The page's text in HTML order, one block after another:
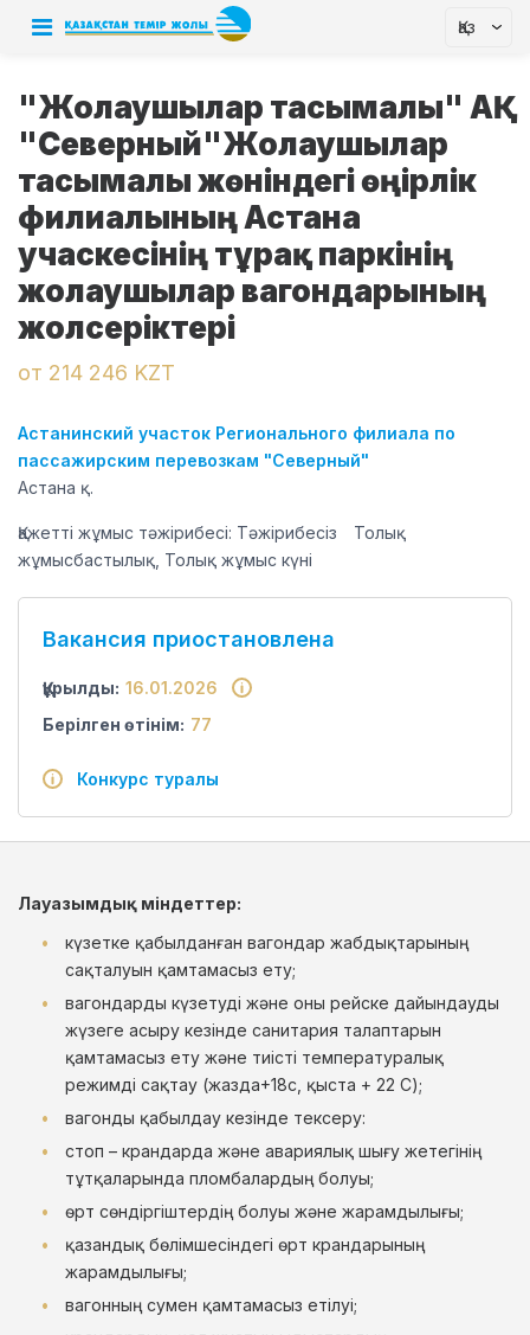
Қаз
"Жолаушылар тасымалы" АҚ
"Северный"Жолаушылар
тасымалы жөніндегі өңірлік
филиалының Астана
учаскесінің тұрақ паркінің
жолаушылар вагондарының
жолсеріктері
от 214 246 KZT
Астанинский участок Регионального филиала по
пассажирским перевозкам "Северный"
Астана қ.
Қажетті жұмыс тәжірибесі: Тәжірибесіз
Толық
жұмысбастылық, Толық жұмыс күні
Вакансия приостановлена
Құрылды: 16.01.2026
Берілген өтінім: 77
Конкурс туралы
Лауазымдық міндеттер:
күзетке қабылданған вагондар жабдықтарының
сақталуын қамтамасыз ету;
вагондарды күзетуді және оны рейске дайындауды
жүзеге асыру кезінде санитария талаптарын
қамтамасыз ету және тиісті температуралық
режимді сақтау (жазда+18c, қыста + 22 C);
вагонды қабылдау кезінде тексеру:
стоп – крандарда және авариялық шығу жетегінің
тұтқаларында пломбалардың болуы;
өрт сөндіргіштердің болуы және жарамдылығы;
қазандық бөлімшесіндегі өрт крандарының
жарамдылығы;
вагонның сумен қамтамасыз етілуі;